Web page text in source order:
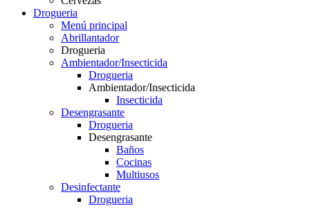
Drogueria
Menú principal
Abrillantador
Drogueria
Ambientador/Insecticida
Drogueria
Ambientador/Insecticida
Insecticida
Desengrasante
Drogueria
Desengrasante
Baños
Cocinas
Multiusos
Desinfectante
Drogueria